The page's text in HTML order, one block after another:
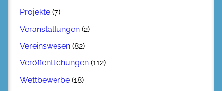
Projekte (7)
Veranstaltungen (2)
Vereinswesen (82)
Veröffentlichungen (112)
Wettbewerbe (18)